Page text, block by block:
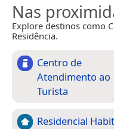
Nas
Explore destinos como
Residência.
Centro de
Atendimento ao
Turista
Residencial